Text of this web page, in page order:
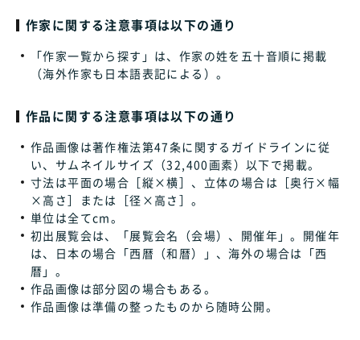
作家に関する注意事項は以下の通り
「作家一覧から探す」は、作家の姓を五十音順に掲載
（海外作家も日本語表記による）。
作品に関する注意事項は以下の通り
作品画像は著作権法第47条に関するガイドラインに従
い、サムネイルサイズ（32,400画素）以下で掲載。
寸法は平面の場合［縦×横］、立体の場合は［奥行×幅
×高さ］または［径×高さ］。
単位は全てcm。
初出展覧会は、「展覧会名（会場）、開催年」。開催年
は、日本の場合「西暦（和暦）」、海外の場合は「西
暦」。
作品画像は部分図の場合もある。
作品画像は準備の整ったものから随時公開。